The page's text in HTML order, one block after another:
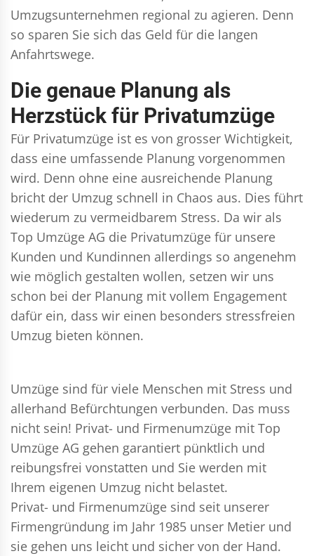
Umzugsunternehmen regional zu agieren. Denn
so sparen Sie sich das Geld für die langen
Anfahrtswege.
Die genaue Planung als
Herzstück für Privatumzüge
Für Privatumzüge ist es von grosser Wichtigkeit,
dass eine umfassende Planung vorgenommen
wird. Denn ohne eine ausreichende Planung
bricht der Umzug schnell in Chaos aus. Dies führt
wiederum zu vermeidbarem Stress. Da wir als
Top Umzüge AG die Privatumzüge für unsere
Kunden und Kundinnen allerdings so angenehm
wie möglich gestalten wollen, setzen wir uns
schon bei der Planung mit vollem Engagement
dafür ein, dass wir einen besonders stressfreien
Umzug bieten können.
Umzüge sind für viele Menschen mit Stress und
allerhand Befürchtungen verbunden. Das muss
nicht sein! Privat- und Firmenumzüge mit Top
Umzüge AG gehen garantiert pünktlich und
reibungsfrei vonstatten und Sie werden mit
Ihrem eigenen Umzug nicht belastet.
Privat- und Firmenumzüge sind seit unserer
Firmengründung im Jahr 1985 unser Metier und
sie gehen uns leicht und sicher von der Hand.